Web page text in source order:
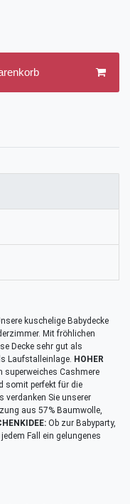
kuschelige Babydecke
Mit fröhlichen
Decke sehr gut als
Laufstalleinlage. HOHER
superweiches Cashmere
somit perfekt für die
verdanken Sie unserer
aus 57% Baumwolle,
Ob zur Babyparty,
Fall ein gelungenes